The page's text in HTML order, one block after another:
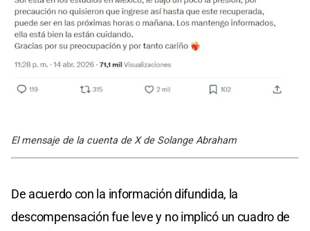
El mensaje de la cuenta de X de Solange Abraham
De acuerdo con la información difundida, la
descompensación fue leve y no implicó un cuadro de